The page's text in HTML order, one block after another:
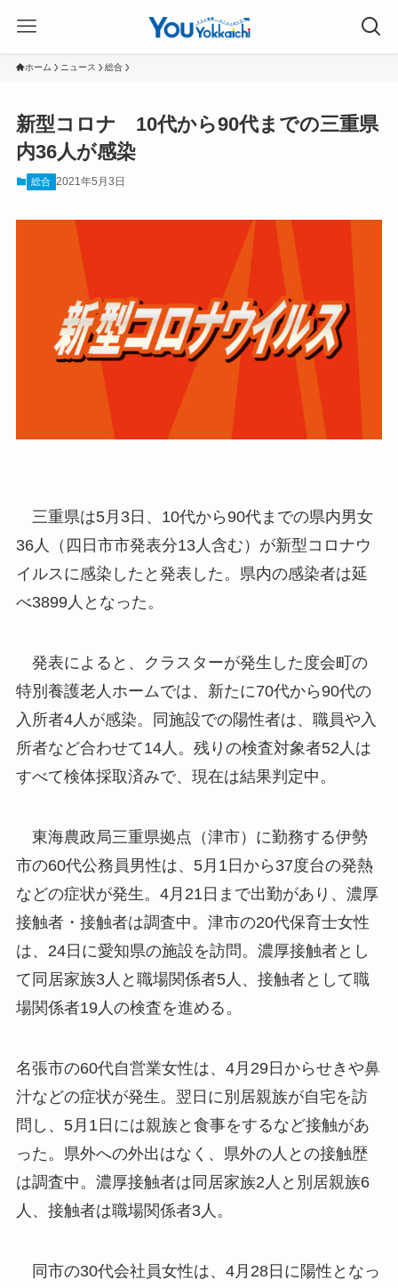
ホーム ニュース 総合
新型コロナ 10代から90代までの三重県
内36人が感染
総合 2021年5月3日
三重県は5月3日、10代から90代までの県内男女
36人（四日市市発表分13人含む）が新型コロナウ
イルスに感染したと発表した。県内の感染者は延
べ3899人となった。
発表によると、クラスターが発生した度会町の
特別養護老人ホームでは、新たに70代から90代の
入所者4人が感染。同施設での陽性者は、職員や入
所者など合わせて14人。残りの検査対象者52人は
すべて検体採取済みで、現在は結果判定中。
東海農政局三重県拠点（津市）に勤務する伊勢
市の60代公務員男性は、5月1日から37度台の発熱
などの症状が発生。4月21日まで出勤があり、濃厚
接触者・接触者は調査中。津市の20代保育士女性
は、24日に愛知県の施設を訪問。濃厚接触者とし
て同居家族3人と職場関係者5人、接触者として職
場関係者19人の検査を進める。
名張市の60代自営業女性は、4月29日からせきや鼻
汁などの症状が発生。翌日に別居親族が自宅を訪
問し、5月1日には親族と食事をするなど接触があ
った。県外への外出はなく、県外の人との接触歴
は調査中。濃厚接触者は同居家族2人と別居親族6
人、接触者は職場関係者3人。
同市の30代会社員女性は、4月28日に陽性となっ